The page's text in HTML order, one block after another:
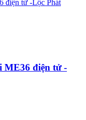
ME36 điện tử -